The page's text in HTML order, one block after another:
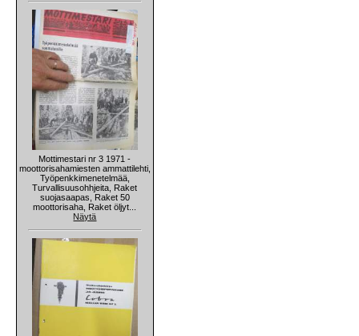
Mottimestari nr 3 1971 -
moottorisahamiesten ammattilehti,
Työpenkkimenetelmää,
Turvallisuusohhjeita, Raket
suojasaapas, Raket 50
moottorisaha, Raket öljyt...
Näytä